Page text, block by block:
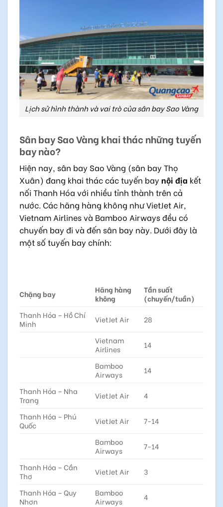
Lịch sử hình thành và vai trò của sân bay Sao Vàng
Sân bay Sao Vàng khai thác những tuyến
bay nào?
Hiện nay, sân bay Sao Vàng (sân bay Thọ
Xuân) đang khai thác các tuyến bay nội địa kết
nối Thanh Hóa với nhiều tỉnh thành trên cả
nước. Các hãng hàng không như VietJet Air,
Vietnam Airlines và Bamboo Airways đều có
chuyến bay đi và đến sân bay này. Dưới đây là
một số tuyến bay chính:
Chặng bay
Hãng hàng
không
Tần suất
(chuyến/tuần)
Thanh Hóa – Hồ Chí
Minh
VietJet Air
28
Vietnam
Airlines
14
Bamboo
Airways
14
Thanh Hóa – Nha
Trang
VietJet Air
4
Thanh Hóa – Phú
Quốc
VietJet Air
7-14
Bamboo
Airways
7-14
Thanh Hóa – Cần
Thơ
VietJet Air
3
Thanh Hóa – Quy
Nhơn
Bamboo
Airways
4